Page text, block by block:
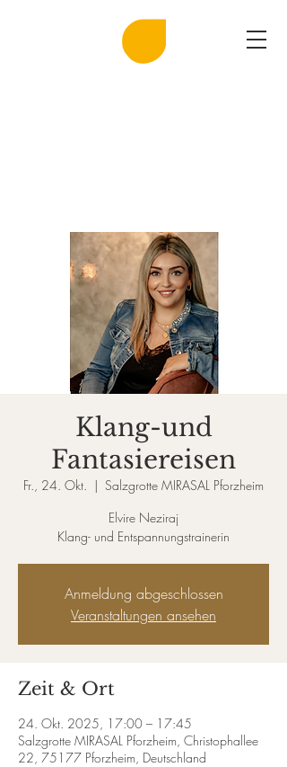
Klang-und
Fantasiereisen
Fr., 24. Okt.
  |
Salzgrotte MIRASAL Pforzheim
Elvire Neziraj
Klang- und Entspannungstrainerin
Anmeldung abgeschlossen
Veranstaltungen ansehen
Zeit & Ort
24. Okt. 2025, 17:00 – 17:45
Salzgrotte MIRASAL Pforzheim, Christophallee
22, 75177 Pforzheim, Deutschland